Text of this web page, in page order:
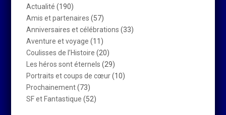
Actualité (190)
Amis et partenaires (57)
Anniversaires et célébrations (33)
Aventure et voyage (11)
Coulisses de l’Histoire (20)
Les héros sont éternels (29)
Portraits et coups de cœur(10)
Prochainement(73)
SF et Fantastique (52)